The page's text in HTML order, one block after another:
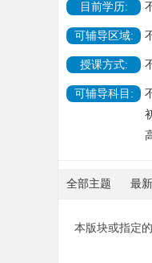
日
目前学历:
可辅导区域:
授课方式:
可辅导科目:
全部主题 最新
本版块或指定